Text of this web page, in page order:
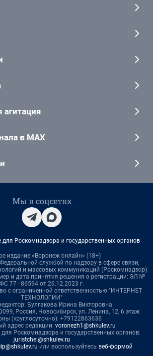
в MAX
Мы в соцсетях
Роскомнадзора и государственных органов
издание «Воронеж онлайн» (18+)
службой по надзору в сфере связи,
и массовых коммуникаций (Роскомнадзор)
и дата принятия решения о регистрации: ЭЛ №
ФС 77 - 86594 от 26.12.2023 г.
с ограниченной ответственностью "ИНТЕРНЕТ
ТЕХНОЛОГИИ"
Булгакова Ирина Викторовна
Россия, Новосибирск, ул. Ленина, 12, 6 этаж
(круглосуточно): +79122863636
адрес редакции: voronezh1@shkulev.ru
Роскомнадзора и государственных органов:
juristchel@shkulev.ru
или воспользуйтесь веб-формой